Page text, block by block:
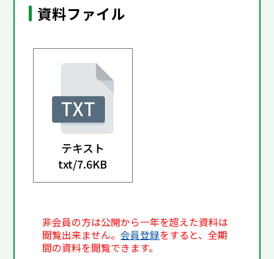
資料ファイル
テキスト
txt/7.6KB
非会員の方は公開から一年を超えた資料は
閲覧出来ません。会員登録をすると、全期
間の資料を閲覧できます。